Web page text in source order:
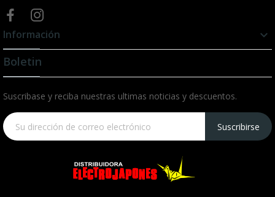
Información

Boletin
Suscribase y reciba nuestras ultimas noticias y descuentos.
Suscribirse